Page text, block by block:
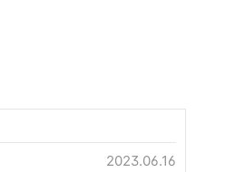
2023.06.16